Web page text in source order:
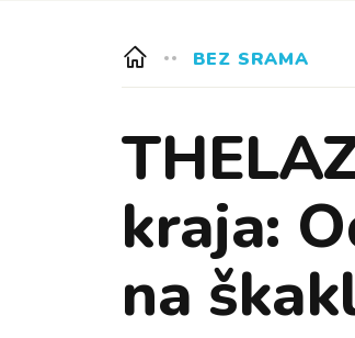
BEZ SRAMA
kraja:
na